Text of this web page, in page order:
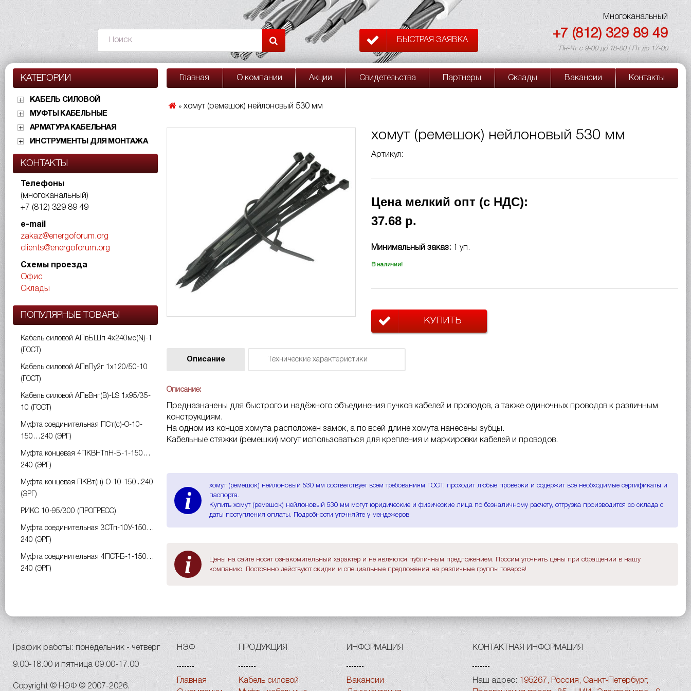
БЫСТРАЯ ЗАЯВКА
Многоканальный
+7 (812) 329 89 49
Пн-Чт с 9-00 до 18-00 | Пт до 17-00
КАТЕГОРИИ
КАБЕЛЬ СИЛОВОЙ
МУФТЫ КАБЕЛЬНЫЕ
АРМАТУРА КАБЕЛЬНАЯ
ИНСТРУМЕНТЫ ДЛЯ МОНТАЖА
КОНТАКТЫ
Телефоны
(многоканальный)
+7 (812) 329 89 49
e-mail
zakaz@energoforum.org
clients@energoforum.org
Схемы проезда
Офис
Склады
ПОПУЛЯРНЫЕ ТОВАРЫ
Кабель силовой АПвБШп 4х240мс(N)-1
(ГОСТ)
Кабель силовой АПвПу2г 1х120/50-10
(ГОСТ)
Кабель силовой АПвВнг(B)-LS 1х95/35-
10 (ГОСТ)
Муфта соединительная ПСт(с)-О-10-
150…240 (ЭРГ)
Муфта концевая 4ПКВНТпН-Б-1-150…
240 (ЭРГ)
Муфта концевая ПКВт(н)-О-10-150...240
(ЭРГ)
РИКС 10-95/300 (ПРОГРЕСС)
Муфта соединительная 3СТп-10У-150…
240 (ЭРГ)
Муфта соединительная 4ПСТ-Б-1-150…
240 (ЭРГ)
Главная О компании Акции Свидетельства Партнеры Склады Вакансии Контакты
» хомут (ремешок) нейлоновый 530 мм
хомут (ремешок) нейлоновый 530 мм
Артикул:
Цена мелкий опт (с НДС):
37.68 р.
Минимальный заказ: 1 уп.
В наличии!
КУПИТЬ
Описание Технические характеристики
Описание:
Предназначены для быстрого и надёжного объединения пучков кабелей и проводов, а также одиночных проводов к различным
конструкциям.
На одном из концов хомута расположен замок, а по всей длине хомута нанесены зубцы.
Кабельные стяжки (ремешки) могут использоваться для крепления и маркировки кабелей и проводов.
i
хомут (ремешок) нейлоновый 530 мм соответствует всем требованиям ГОСТ, проходит любые проверки и содержит все необходимые сертификаты и
паспорта.
Купить хомут (ремешок) нейлоновый 530 мм могут юридические и физические лица по безналичному расчету, отгрузка производится со склада с
даты поступления оплаты. Подробности уточняйте у мендежеров
i
Цены на сайте носят ознакомительный характер и не являются публичным предложением. Просим уточнять цены при обращении в нашу
компанию. Постоянно действуют скидки и специальные предложения на различные группы товаров!
НЭФ
Главная
ПРОДУКЦИЯ
Кабель силовой
ИНФОРМАЦИЯ
Вакансии
КОНТАКТНАЯ ИНФОРМАЦИЯ
Наш адрес: 195267, Россия, Санкт-Петербург,
График работы: понедельник - четверг
9.00-18.00 и пятница 09.00-17.00
Copyright © НЭФ © 2007-2026.